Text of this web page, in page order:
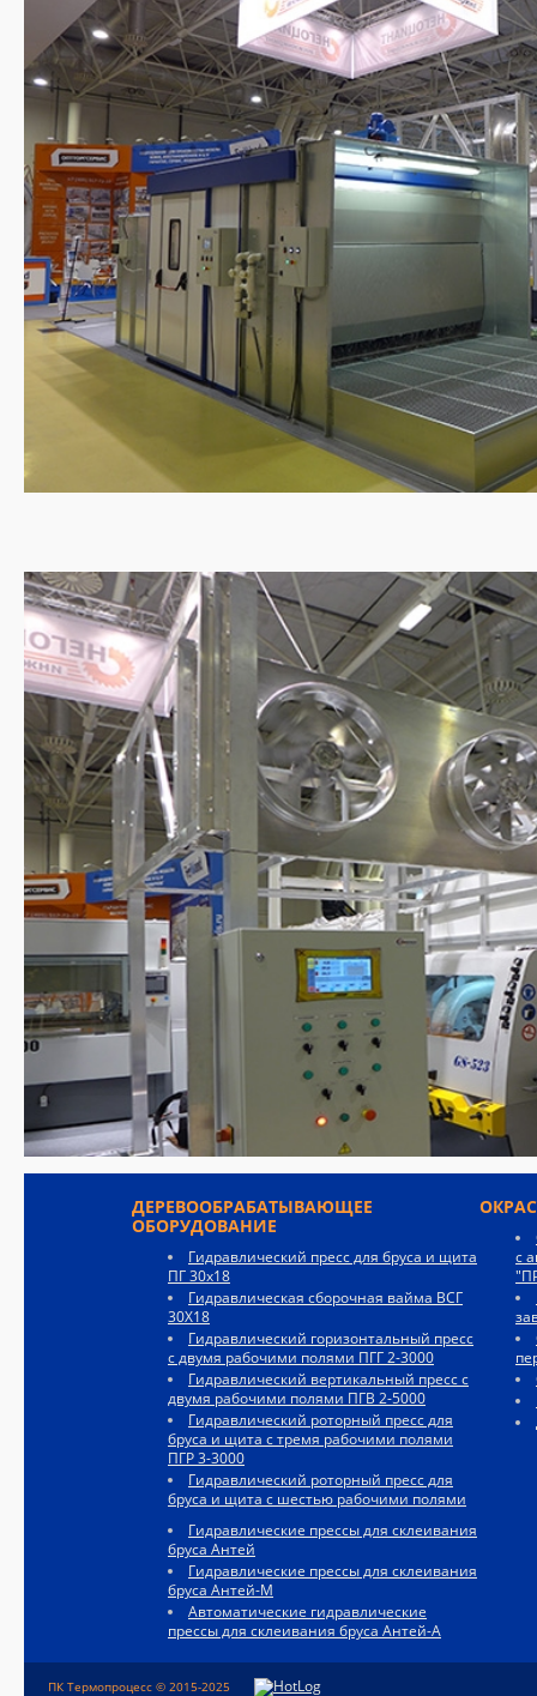
с
ДЕРЕВООБРАБАТЫВАЮЩЕЕ
ОБОРУДОВАНИЕ
Гидравлический пресс для бруса и щита
ПГ 30х18
Гидравлическая сборочная вайма ВСГ
30Х18
Гидравлический горизонтальный пресс
с двумя рабочими полями ПГГ 2-3000
Гидравлический вертикальный пресс с
двумя рабочими полями ПГВ 2-5000
Гидравлический роторный пресс для
бруса и щита с тремя рабочими полями
ПГР 3-3000
Гидравлический роторный пресс для
бруса и щита с шестью рабочими полями
Гидравлические прессы для склеивания
бруса Антей
Гидравлические прессы для склеивания
бруса Антей-М
Автоматические гидравлические
прессы для склеивания бруса Антей-А
ПК Термопроцесс © 2015-2025